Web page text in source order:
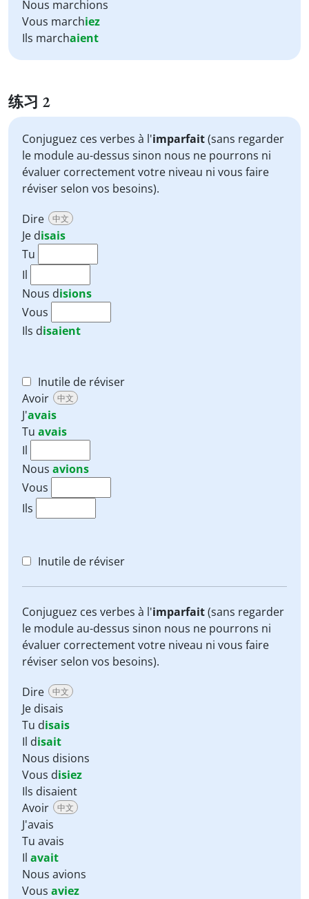
Nous marchions
Vous marchiez
Ils marchaient
练习 2
Conjuguez ces verbes à l'imparfait(sans regarder
le module au-dessus sinon nous ne pourrons ni
évaluer correctement votre niveau ni vous faire
réviser selon vos besoins).
Dire
中文
Je disais
Tu
Il
Nous disions
Vous
Ils disaient
Inutile de réviser
Avoir
中文
J'avais
Tu avais
Il
Nous avions
Vous
Ils
Inutile de réviser
Conjuguez ces verbes à l'imparfait(sans regarder
le module au-dessus sinon nous ne pourrons ni
évaluer correctement votre niveau ni vous faire
réviser selon vos besoins).
Dire
中文
Je disais
Tu disais
Il disait
Nous disions
Vous disiez
Ils disaient
Avoir
中文
J'avais
Tu avais
Il avait
Nous avions
Vous aviez